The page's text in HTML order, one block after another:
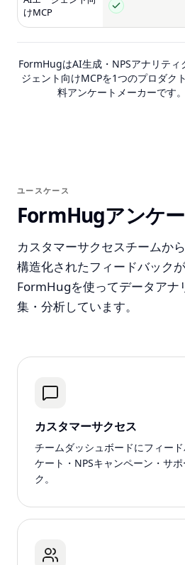
けMCP
FormHugはAI生成・NPSアナリテ
ジェント向けMCPを1つのプロダク
料アンケートメーカーです。
ユースケース
FormHugアンケ
カスタマーサクセスチームか
構造化されたフィードバック
FormHugを使ってデータアナ
集・分析しています。
カスタマーサクセス
チームダッシュボードにフィー
ケート・NPSキャンペーン・サ
ク。